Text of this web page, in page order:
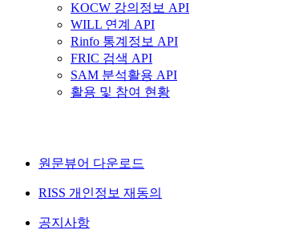
KOCW 강의정보 API
WILL 연계 API
Rinfo 통계정보 API
FRIC 검색 API
SAM 분석활용 API
활용 및 참여 현황
원문뷰어 다운로드
RISS 개인정보 재동의
공지사항